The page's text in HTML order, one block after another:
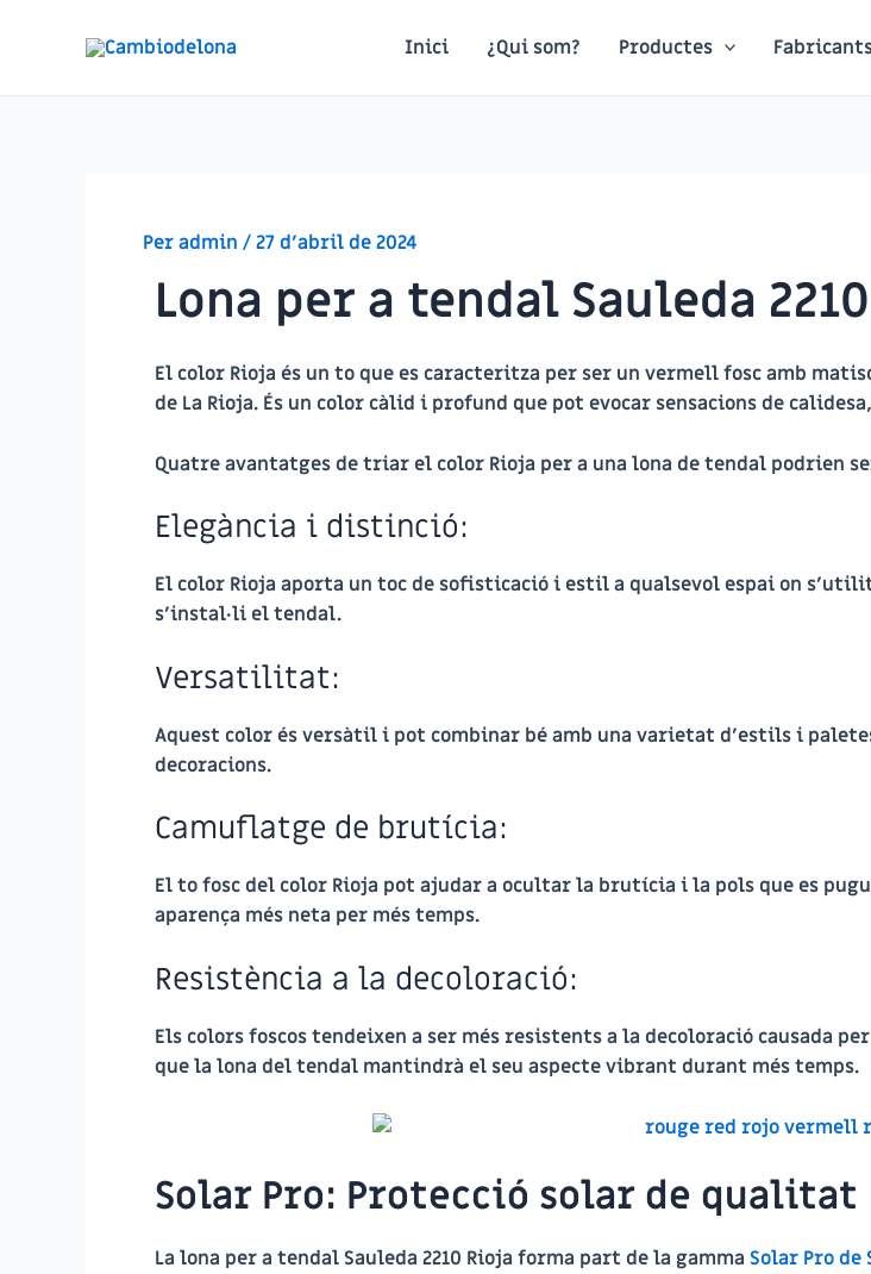
Inici ¿Qui som? Productes
Peradmin /27 d'abril de 2024
Lona per a tendal Sauleda
El color Rioja és un to que es caracteritza per ser un vermell fosc amb
de La Rioja. És un color càlid i profund que pot evocar sensacions de
Quatre avantatges de triar el color Rioja per a una lona de tendal podrien
Elegància i distinció:
El color Rioja aporta un toc de sofisticació i estil a qualsevol espai on
s’instal·li el tendal.
Versatilitat:
Aquest color és versàtil i pot combinar bé amb una varietat d’estils i
decoracions.
Camuflatge de brutícia:
El to fosc del color Rioja pot ajudar a ocultar la brutícia i la pols que es
aparença més neta per més temps.
Resistència a la decoloració:
Els colors foscos tendeixen a ser més resistents a la decoloració causada
que la lona del tendal mantindrà el seu aspecte vibrant durant més temps.
Solar Pro: Protecció solar de qualitat
La lona per a tendal Sauleda 2210 Rioja forma part de la gamma Solar Pro de